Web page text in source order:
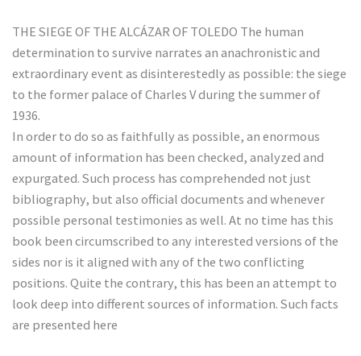
THE SIEGE OF THE ALCÁZAR OF TOLEDO The human
determination to survive narrates an anachronistic and
extraordinary event as disinterestedly as possible: the siege
to the former palace of Charles V during the summer of
1936.
In order to do so as faithfully as possible, an enormous
amount of information has been checked, analyzed and
expurgated. Such process has comprehended not just
bibliography, but also official documents and whenever
possible personal testimonies as well. At no time has this
book been circumscribed to any interested versions of the
sides nor is it aligned with any of the two conflicting
positions. Quite the contrary, this has been an attempt to
look deep into different sources of information. Such facts
are presented here